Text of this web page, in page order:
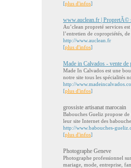
[plus d'infos]
www.auclean.fr | PropretÃ©
Au’clean propreté services
l’entretien de copropriétés, de
http://www.auclean.fr
[plus d'infos]
Made in Calvados - vente
Made In Calvados est une
notre site tous les spécialités
http://
[plus d'infos]
grossiste artisanat marocain
Babouches Gueliz propose
leur site Internet des
http://www.babouches-
[plus d'infos]
Photographe Geneve
Photographe professionnel
mariage, mode, entreprise,